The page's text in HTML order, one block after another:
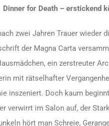
Dinner for Death – erstickend
zwei Jahren Trauer wieder
der Magna Carta
ein zerstreuter
mit rätselhafter
inszeniert. Doch kaum
verwirrt im Salon auf, der
hört man Schreie,